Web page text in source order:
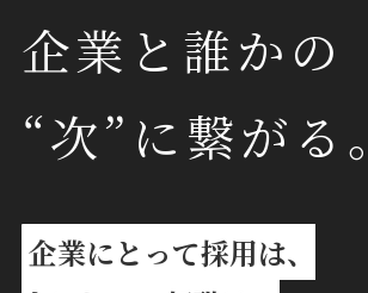
企業と誰かの
“次”に繋がる。
企業にとって採用は、